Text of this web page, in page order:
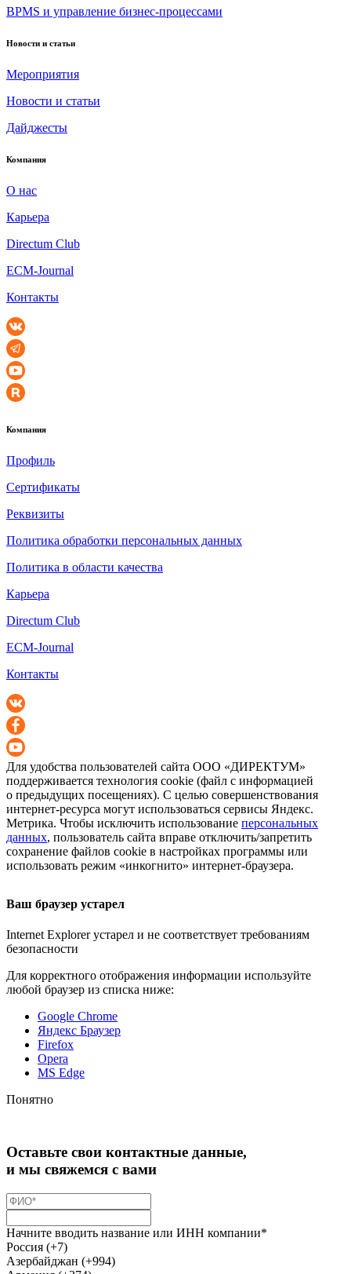
BPMS и управление бизнес-процессами
Новости и статьи
Мероприятия
Новости и статьи
Дайджесты
Компания
О нас
Карьера
Directum Club
ECM-Journal
Контакты
Компания
Профиль
Сертификаты
Реквизиты
Политика обработки персональных данных
Политика в области качества
Карьера
Directum Club
ECM-Journal
Контакты
Для удобства пользователей сайта ООО «ДИРЕКТУМ»
поддерживается технология cookie (файл с информацией
о предыдущих посещениях). С целью совершенствования
интернет-ресурса могут использоваться сервисы Яндекс.
Метрика. Чтобы исключить использование персональных
данных, пользователь сайта вправе отключить/запретить
сохранение файлов cookie в настройках программы или
использовать режим «инкогнито» интернет-браузера.
Ваш браузер устарел
Internet Explorer устарел и не соответствует требованиям
безопасности
Для корректного отображения информации используйте
любой браузер из списка ниже:
Google Chrome
Яндекс Браузер
Firefox
Opera
MS Edge
Понятно
Оставьте свои контактные данные,
и мы свяжемся с вами
Начните вводить название или ИНН компании*
Россия (+7)
Азербайджан (+994)